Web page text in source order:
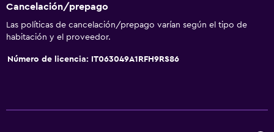
Aseo
Ducha
Cancelación/prepago
Las políticas de cancelación/prepago varían según el tipo de
habitación y el proveedor.
Número de licencia: IT063049A1RFH9RS86